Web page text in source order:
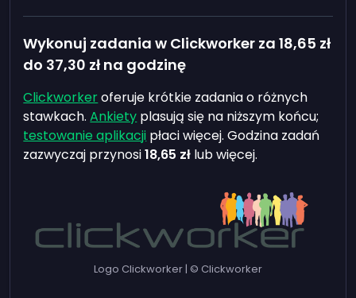
Wykonuj zadania w Clickworker za18,65 zł
do 37,30 zł na godzinę
Clickworkeroferuje krótkie zadania o różnych
stawkach.Ankiety plasują się na niższym końcu;
testowanie aplikacji płaci więcej. Godzina zadań
zazwyczaj przynosi18,65 zł lub więcej.
Logo Clickworker | © Clickworker